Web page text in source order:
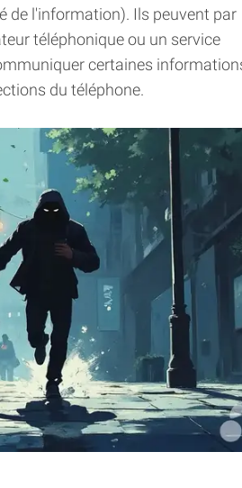
de l'information). Ils peuvent par
téléphonique ou un service
certaines
du téléphone.